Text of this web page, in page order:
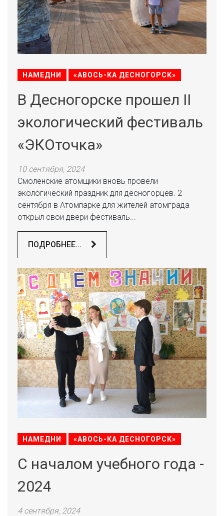
НАМЕДНИ «АВОСЬ-КА ДЕСНОГОРСК»
В Десногорске прошел II
экологический фестиваль
«ЭКОточка»
10 сентября, 2024
Смоленские атомщики вновь провели
экологический праздник для десногорцев. 2
сентября в Атомпарке для жителей атомграда
открыл свои двери фестиваль...
ПОДРОБНЕЕ...
НАМЕДНИ «АВОСЬ-КА ДЕСНОГОРСК»
С началом учебного года -
2024
4 сентября, 2024